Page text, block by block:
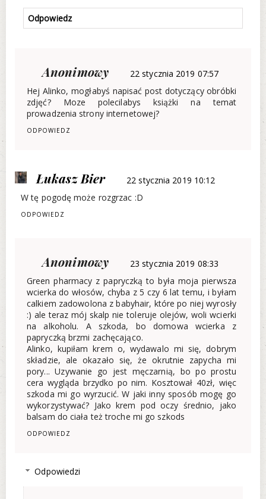
Odpowiedz
Anonimowy
22 stycznia 2019 07:57
Hej Alinko, mogłabyś napisać post dotyczący obróbki
zdjęć? Moze polecilabys książki na temat
prowadzenia strony internetowej?
ODPOWIEDZ
Łukasz Bier
22 stycznia 2019 10:12
W tę pogodę może rozgrzac :D
ODPOWIEDZ
Anonimowy
23 stycznia 2019 08:33
Green pharmacy z papryczką to była moja pierwsza
wcierka do włosów, chyba z 5 czy 6 lat temu, i byłam
calkiem zadowolona z babyhair, które po niej wyrosły
:) ale teraz mój skalp nie toleruje olejów, woli wcierki
na alkoholu. A szkoda, bo domowa wcierka z
papryczką brzmi zachęcająco.
Alinko, kupiłam krem o, wydawalo mi się, dobrym
składzie, ale okazało się, że okrutnie zapycha mi
pory... Uzywanie go jest męczarnią, bo po prostu
cera wygląda brzydko po nim. Kosztował 40zł, więc
szkoda mi go wyrzucić. W jaki inny sposób mogę go
wykorzystywać? Jako krem pod oczy średnio, jako
balsam do ciała też troche mi go szkods
ODPOWIEDZ
Odpowiedzi